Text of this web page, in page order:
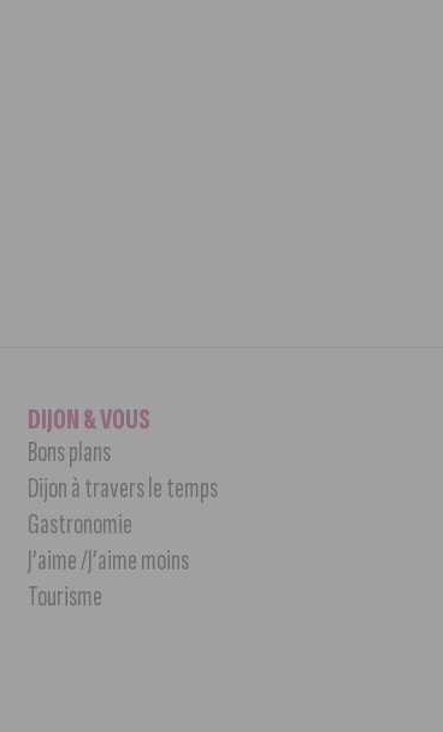
DIJON & VOUS
Bons plans
Dijon à travers le temps
Gastronomie
J’aime /J’aime moins
Tourisme